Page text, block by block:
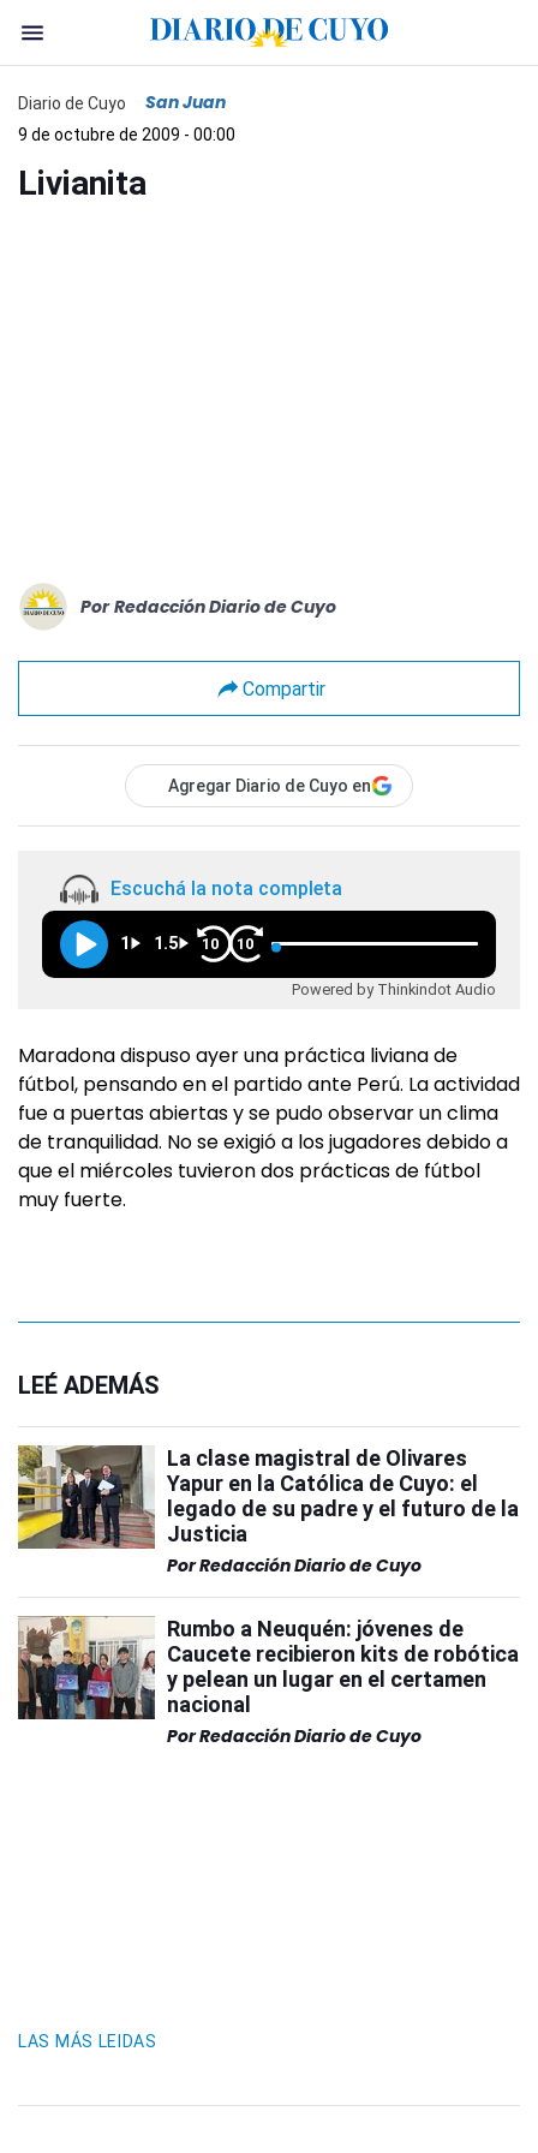
Diario de Cuyo San Juan
9 de octubre de 2009 - 00:00
Livianita
Por Redacción Diario de Cuyo
Compartir
Agregar Diario de Cuyo en
Escuchá la nota completa
1 1.5 10 10
Powered by Thinkindot Audio
Maradona dispuso ayer una práctica liviana de
fútbol, pensando en el partido ante Perú. La actividad
fue a puertas abiertas y se pudo observar un clima
de tranquilidad. No se exigió a los jugadores debido a
que el miércoles tuvieron dos prácticas de fútbol
muy fuerte.
LEÉ ADEMÁS
La clase magistral de Olivares
Yapur en la Católica de Cuyo: el
legado de su padre y el futuro de la
Justicia
PorRedacción Diario de Cuyo
Rumbo a Neuquén: jóvenes de
Caucete recibieron kits de robótica
y pelean un lugar en el certamen
nacional
PorRedacción Diario de Cuyo
LAS MÁS LEIDAS